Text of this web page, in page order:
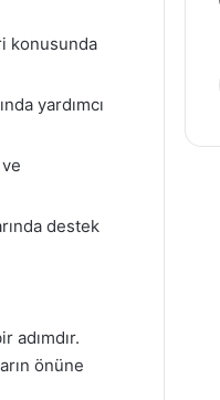
konusunda
yardımcı
destek
adımdır.
önüne